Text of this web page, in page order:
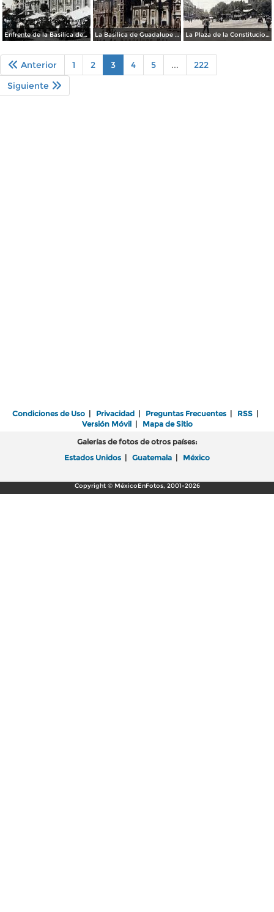
Enfrente de la Basilica de Guadalupe Cd de México por elfotografo C B Waite. La Basilica de Guadalupe Ciudad de México. ( Circulada el 29 de Octubre de 1952 ). La Plaza de la Constitucion.
Anterior 1 2 3 4 5 ...
222
Siguiente
Condiciones de Uso | Privacidad | Preguntas Frecuentes | RSS |
Versión Móvil| Mapa de Sitio
Galerías de fotos de otros países:
Estados Unidos | Guatemala | México
Copyright © MéxicoEnFotos, 2001-2026